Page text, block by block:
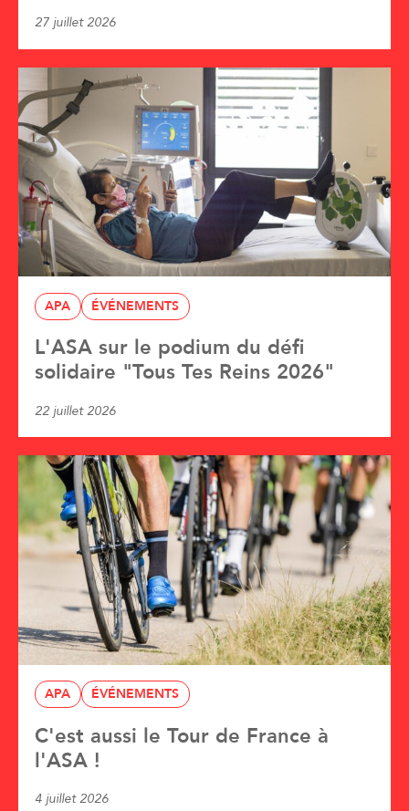
27 juillet 2026
APA ÉVÉNEMENTS
L'ASA sur le podium du défi
solidaire "Tous Tes Reins 2026"
22 juillet 2026
APA ÉVÉNEMENTS
C'est aussi le Tour de France à
l'ASA !
4 juillet 2026